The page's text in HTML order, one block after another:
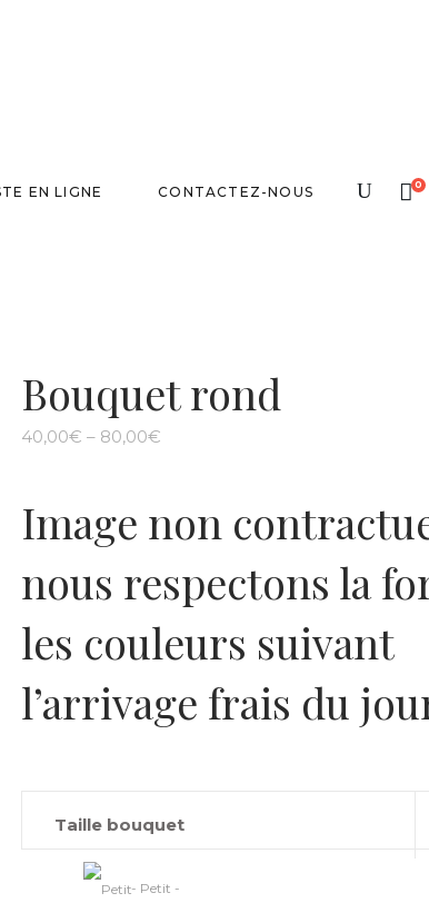
EN LIGNE CONTACTEZ-NOUS 0
Bouquet rond
40,00€ – 80,00€
Image non
nous respectons la
les couleurs suivant
l’arrivage frais du
Taille bouquet
- Petit -